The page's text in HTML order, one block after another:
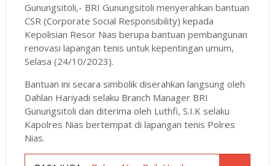
Gunungsitoli,- BRI Gunungsitoli menyerahkan bantuan
CSR (Corporate Social Responsibility) kepada
Kepolisian Resor Nias berupa bantuan pembangunan
renovasi lapangan tenis untuk kepentingan umum,
Selasa (24/10/2023).
Bantuan ini secara simbolik diserahkan langsung oleh
Dahlan Hariyadi selaku Branch Manager BRI
Gunungsitoli dan diterima oleh Luthfi, S.I.K selaku
Kapolres Nias bertempat di lapangan tenis Polres
Nias.